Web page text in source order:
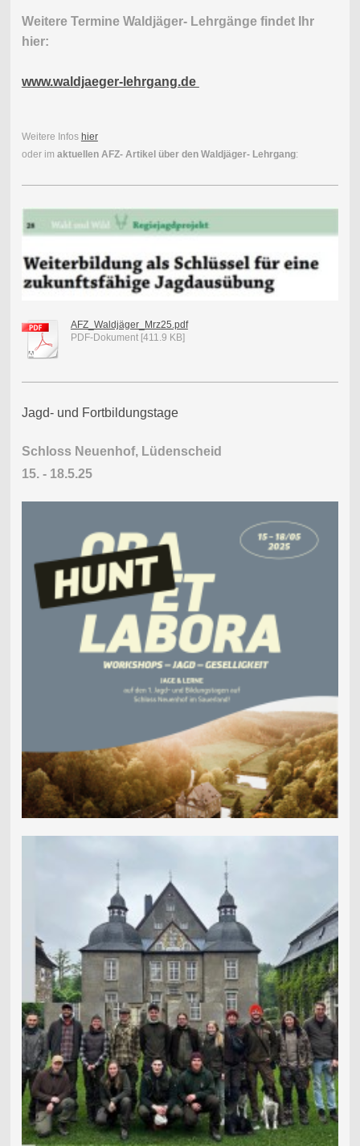
Weitere Termine Waldjäger- Lehrgänge findet Ihr
hier:
www.waldjaeger-lehrgang.de
Weitere Infos hier
oder im aktuellen AFZ- Artikel über den Waldjäger- Lehrgang:
AFZ_Waldjäger_Mrz25.pdf
PDF-Dokument [411.9 KB]
Jagd- und Fortbildungstage
Schloss Neuenhof, Lüdenscheid
15. - 18.5.25